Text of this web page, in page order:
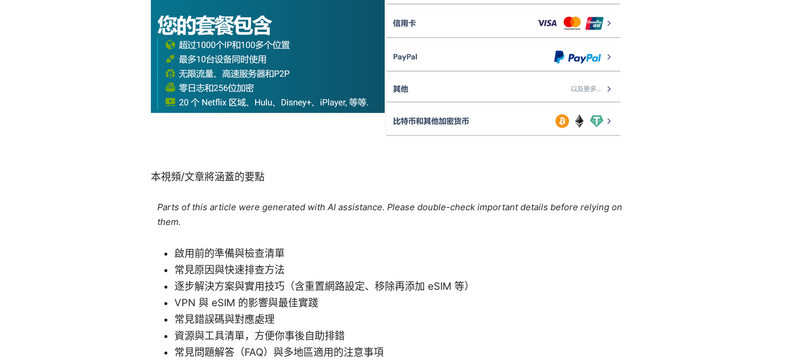
本視頻/文章將涵蓋的要點
Parts of this article were generated with AI assistance. Please double-check important details before relying on
them.
啟用前的準備與檢查清單
常見原因與快速排查方法
逐步解決方案與實用技巧（含重置網路設定、移除再添加 eSIM 等）
VPN 與 eSIM 的影響與最佳實踐
常見錯誤碼與對應處理
資源與工具清單，方便你事後自助排錯
常見問題解答（FAQ）與多地區適用的注意事項